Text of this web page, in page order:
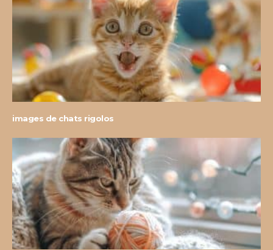
images de chats rigolos